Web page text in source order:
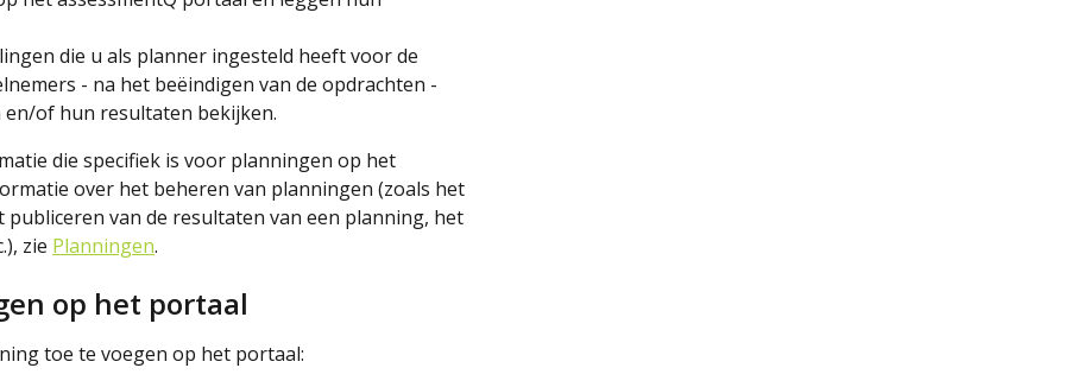
die u als planner ingesteld heeft voor de
- na het beëindigen van de opdrachten -
of hun resultaten bekijken.
die specifiek is voor planningen op het
over het beheren van planningen (zoals het
van de resultaten van een planning, het
zie Planningen.
op het portaal
toe te voegen op het portaal: